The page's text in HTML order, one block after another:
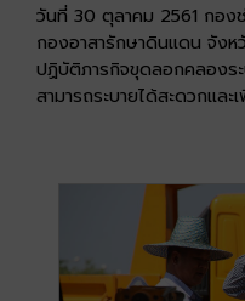
วันที่ 30 ตุลาคม 2561 กอง
กองอาสารักษาดินแดน จัง
ปฏิบัติภารกิจขุดลอกคลองระ
สามารถระบายได้สะดวกแล